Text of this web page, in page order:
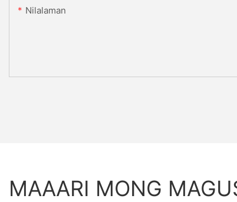
Nilalaman
MAAARI MONG